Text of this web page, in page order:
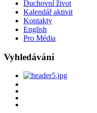
Duchovní život
Kalendář aktivit
Kontakty
English
Pro Média
Vyhledávání